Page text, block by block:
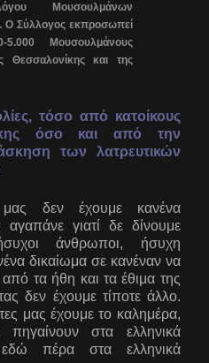
Μουσουλμάνων
Ο Σύλλογος εκπροσωπεί
Μουσουλμάνους
Θεσσαλονίκης και της
τόσο από κατοίκους
όσο και από την
των λατρευτικών
δεν έχουμε κανένα
γιατί δε δίνουμε
άνθρωποι, ήσυχη
δικαίωμα σε κανέναν να
τα ήθη και τα έθιμα της
δεν έχουμε τίποτε άλλο.
μας έχουμε το καλημέρα,
στα ελληνικά
πέρα στα ελληνικά